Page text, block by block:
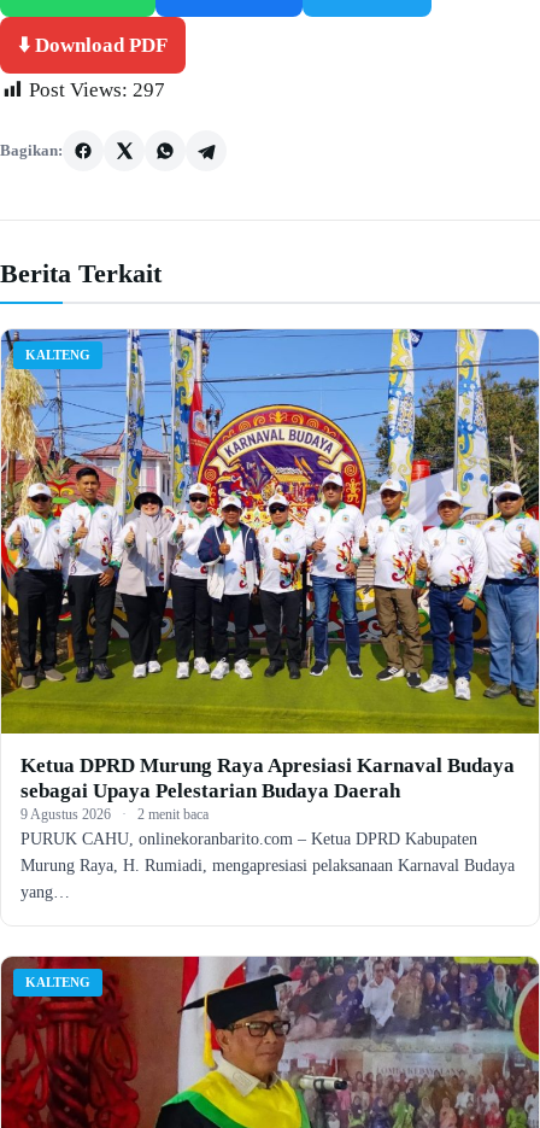
⬇️ Download PDF
Post Views: 297
Bagikan:
Berita Terkait
KALTENG
Ketua DPRD Murung Raya Apresiasi Karnaval Budaya
sebagai Upaya Pelestarian Budaya Daerah
9 Agustus 2026 · 2 menit baca
PURUK CAHU, onlinekoranbarito.com – Ketua DPRD Kabupaten
Murung Raya, H. Rumiadi, mengapresiasi pelaksanaan Karnaval Budaya
yang…
KALTENG